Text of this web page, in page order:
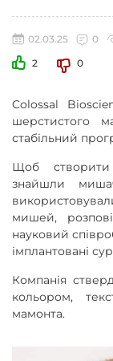
02.03.25 0
2
0
Colossal
шерстистого
стабільний
Щоб
знайшли
мишей,
науковий
імплантовані
Компанія
кольором,
мамонта.